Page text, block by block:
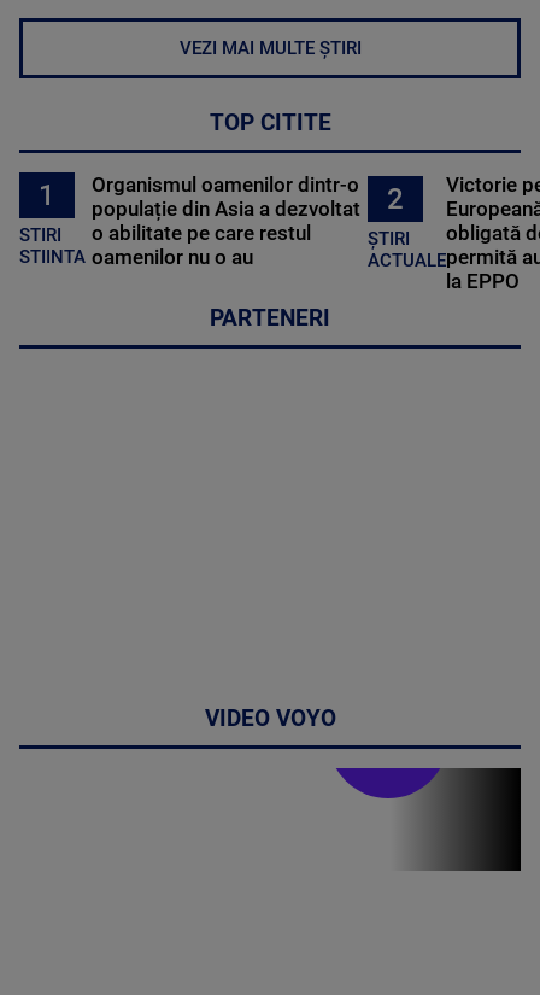
VEZI MAI MULTE ȘTIRI
TOP CITITE
1
STIRI
STIINTA
Organismul oamenilor dintr-o
populație din Asia a dezvoltat
o abilitate pe care restul
oamenilor nu o au
2
ȘTIRI
ACTUALE
Victorie
obligată
permită
la EPPO
PARTENERI
VIDEO VOYO